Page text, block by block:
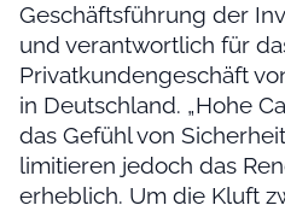
Geschäftsführung der
und verantwortlich für
Privatkundengeschäft
in Deutschland. „Hohe
das Gefühl von
limitieren jedoch das
erheblich. Um die Kluft